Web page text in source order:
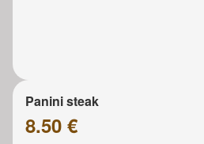
Panini steak
8.50 €